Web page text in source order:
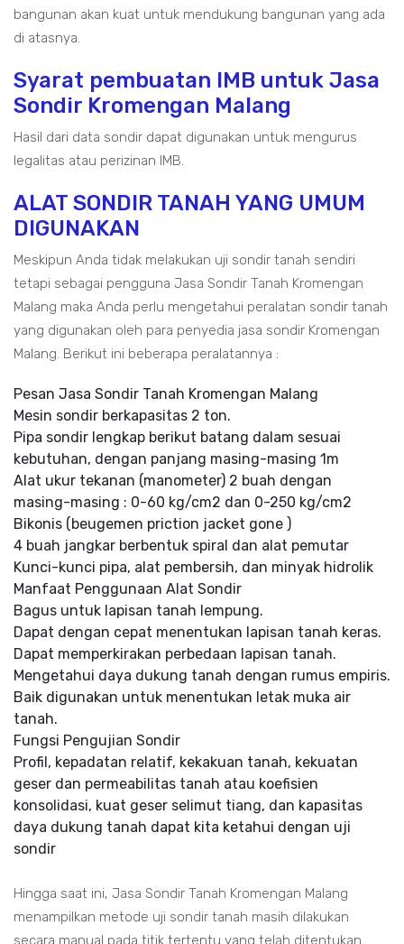
bangunan akan kuat untuk mendukung bangunan yang ada
di atasnya.
Syarat pembuatan IMB untuk Jasa
Sondir Kromengan Malang
Hasil dari data sondir dapat digunakan untuk mengurus
legalitas atau perizinan IMB.
ALAT SONDIR TANAH YANG UMUM
DIGUNAKAN
Meskipun Anda tidak melakukan uji sondir tanah sendiri
tetapi sebagai pengguna Jasa Sondir Tanah Kromengan
Malang maka Anda perlu mengetahui peralatan sondir tanah
yang digunakan oleh para penyedia jasa sondir Kromengan
Malang. Berikut ini beberapa peralatannya :
Pesan Jasa Sondir Tanah Kromengan Malang
Mesin sondir berkapasitas 2 ton.
Pipa sondir lengkap berikut batang dalam sesuai
kebutuhan, dengan panjang masing-masing 1m
Alat ukur tekanan (manometer) 2 buah dengan
masing-masing : 0-60 kg/cm2 dan 0-250 kg/cm2
Bikonis (beugemen priction jacket gone )
4 buah jangkar berbentuk spiral dan alat pemutar
Kunci-kunci pipa, alat pembersih, dan minyak hidrolik
Manfaat Penggunaan Alat Sondir
Bagus untuk lapisan tanah lempung.
Dapat dengan cepat menentukan lapisan tanah keras.
Dapat memperkirakan perbedaan lapisan tanah.
Mengetahui daya dukung tanah dengan rumus empiris.
Baik digunakan untuk menentukan letak muka air
tanah.
Fungsi Pengujian Sondir
Profil, kepadatan relatif, kekakuan tanah, kekuatan
geser dan permeabilitas tanah atau koefisien
konsolidasi, kuat geser selimut tiang, dan kapasitas
daya dukung tanah dapat kita ketahui dengan uji
sondir
Hingga saat ini, Jasa Sondir Tanah Kromengan Malang
menampilkan metode uji sondir tanah masih dilakukan
secara manual pada titik tertentu yang telah ditentukan